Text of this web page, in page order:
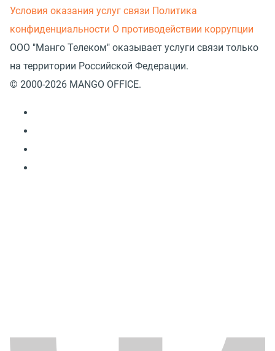
Условия оказания услуг связи Политика
конфиденциальности О противодействии коррупции
ООО "Манго Телеком" оказывает услуги связи только
на территории Российской Федерации.
© 2000-2026 MANGO OFFICE.